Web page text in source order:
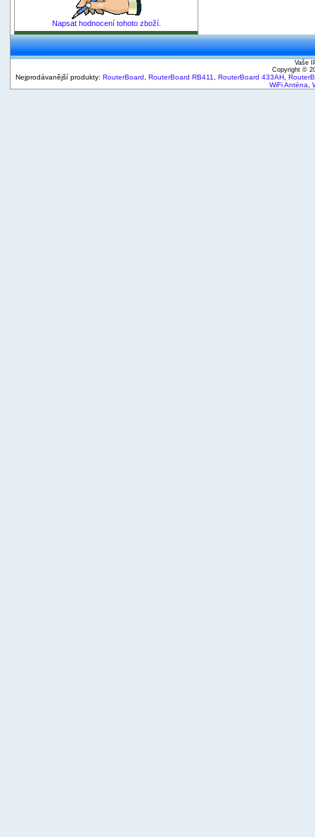
Napsat hodnocení tohoto zboží.
Vaše
Copyright ©
Nejprodávanější produkty: RouterBoard RouterBoard RB411 RouterBoard 433AH
WiFi Anténa